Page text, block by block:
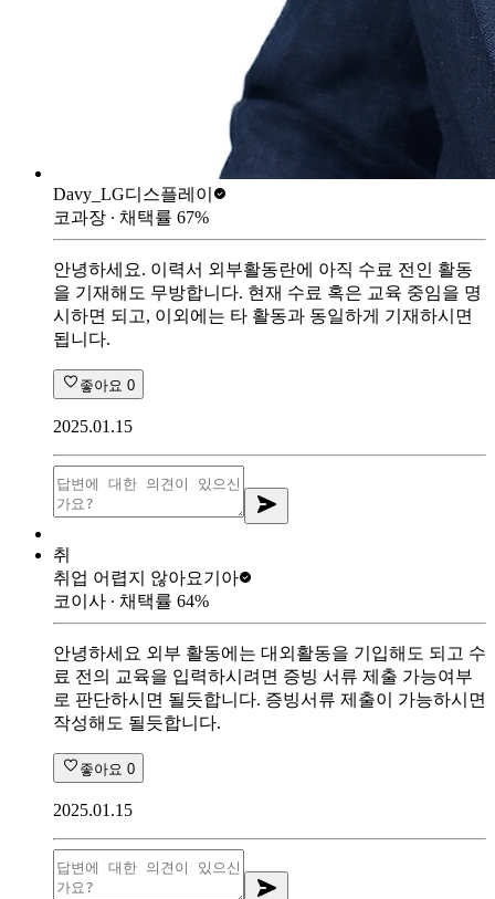
Davy_ LG디스플레이
코과장 ∙ 채택률 67%
안녕하세요. 이력서 외부활동란에 아직 수료 전인 활동
을 기재해도 무방합니다. 현재 수료 혹은 교육 중임을 명
시하면 되고, 이외에는 타 활동과 동일하게 기재하시면
됩니다.
좋아요 0
2025.01.15
취
취업 어렵지 않아요기아
코이사 ∙ 채택률 64%
안녕하세요 외부 활동에는 대외활동을 기입해도 되고 수
료 전의 교육을 입력하시려면 증빙 서류 제출 가능여부
로 판단하시면 될듯합니다. 증빙서류 제출이 가능하시면
작성해도 될듯합니다.
좋아요 0
2025.01.15